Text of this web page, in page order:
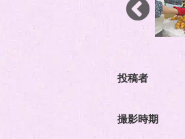
投稿者
撮影時期